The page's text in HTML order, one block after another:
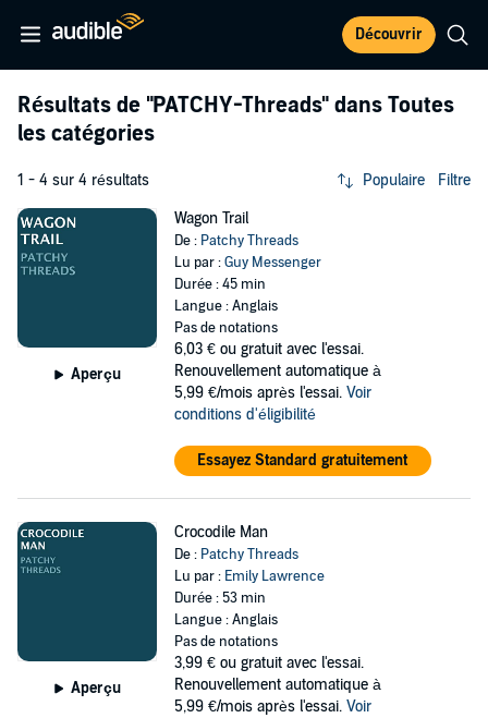
Découvrir
Résultats de "PATCHY-Threads" dans Toutes
les catégories
1 - 4 sur 4 résultats Populaire Filtre
Aperçu
Wagon Trail
De : Patchy Threads
Lu par :Guy Messenger
Durée : 45 min
Langue : Anglais
Pas de notations
6,03 € ou gratuit avec l'essai.
Renouvellement automatique à
5,99 €/mois après l'essai. Voir
conditions d'éligibilité
Essayez Standard gratuitement
Aperçu
Crocodile Man
De : Patchy Threads
Lu par : Emily Lawrence
Durée : 53 min
Langue : Anglais
Pas de notations
3,99 € ou gratuit avec l'essai.
Renouvellement automatique à
5,99 €/mois après l'essai. Voir